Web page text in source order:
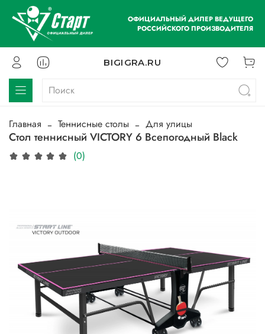
ОФИЦИАЛЬНЫЙ ДИЛЕР ВЕДУЩЕГО
РОССИЙСКОГО ПРОИЗВОДИТЕЛЯ
BIGIGRA.RU
Главная Теннисные столы Для улицы
Стол теннисный VICTORY 6 Всепогодный Black
(0)